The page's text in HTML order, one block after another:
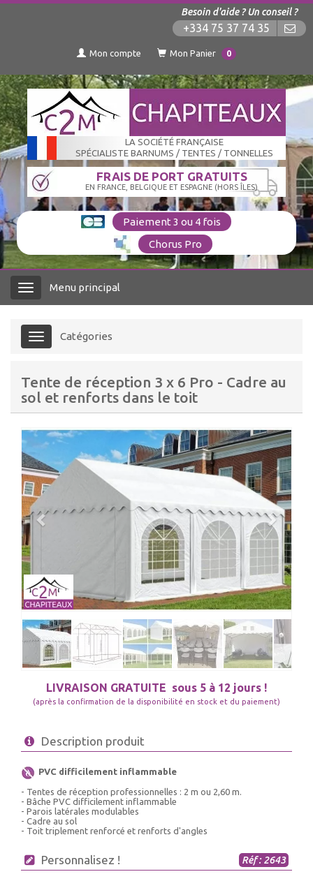
Besoin d'aide ? Un conseil ?
+334 75 37 74 35
Mon compte Mon Panier 0
LA SOCIÉTÉ FRANÇAISE
SPÉCIALISTE BARNUMS / TENTES / TONNELLES
FRAIS DE PORT GRATUITS
EN FRANCE, BELGIQUE ET ESPAGNE (HORS ÎLES)
Paiement 3 ou 4 fois
Chorus Pro
Menu Menu principal
Menu Catégories
Tente de réception 3 x 6 Pro - Cadre au
sol et renforts dans le toit
LIVRAISON GRATUITE sous 5 à 12 jours !
(après la confirmation de la disponibilité en stock et du paiement)
Description produit
PVC difficilement inflammable
- Tentes de réception professionnelles : 2 m ou 2,60 m.
- Bâche PVC difficilement inflammable
- Parois latérales modulables
- Cadre au sol
- Toit triplement renforcé et renforts d'angles
Personnalisez ! Réf : 2643